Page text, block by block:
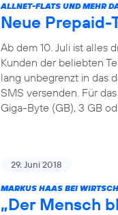
ALLNET-FLATS UND MEHR
Neue Prepaid-
Ab dem 10. Juli ist alles
Kunden der beliebten
lang unbegrenzt in das
SMS versenden. Für
Giga-Byte (GB), 3 GB
29. Juni 2018
MARKUS HAAS BEI
„Der Mensch